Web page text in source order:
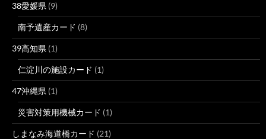
38愛媛県 (9)
南予遺産カード (8)
39高知県 (1)
仁淀川の施設カード (1)
47沖縄県 (1)
災害対策用機械カード (1)
しまなみ海道橋カード (21)